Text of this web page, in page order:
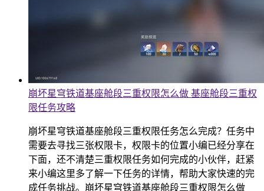
崩坏星穹铁道基座舱段三重权限怎么做 基座舱段三重权
限任务攻略
崩坏星穹铁道基座舱段三重权限任务怎么完成？任务中
需要去寻找三张权限卡，权限卡的位置小编已经分享在
下面，还不清楚三重权限任务如何完成的小伙伴，赶紧
来小编这里多了解一下任务的详情，帮助大家快速的完
成任务挑战。崩坏星穹铁道基座舱段三重权限怎么做